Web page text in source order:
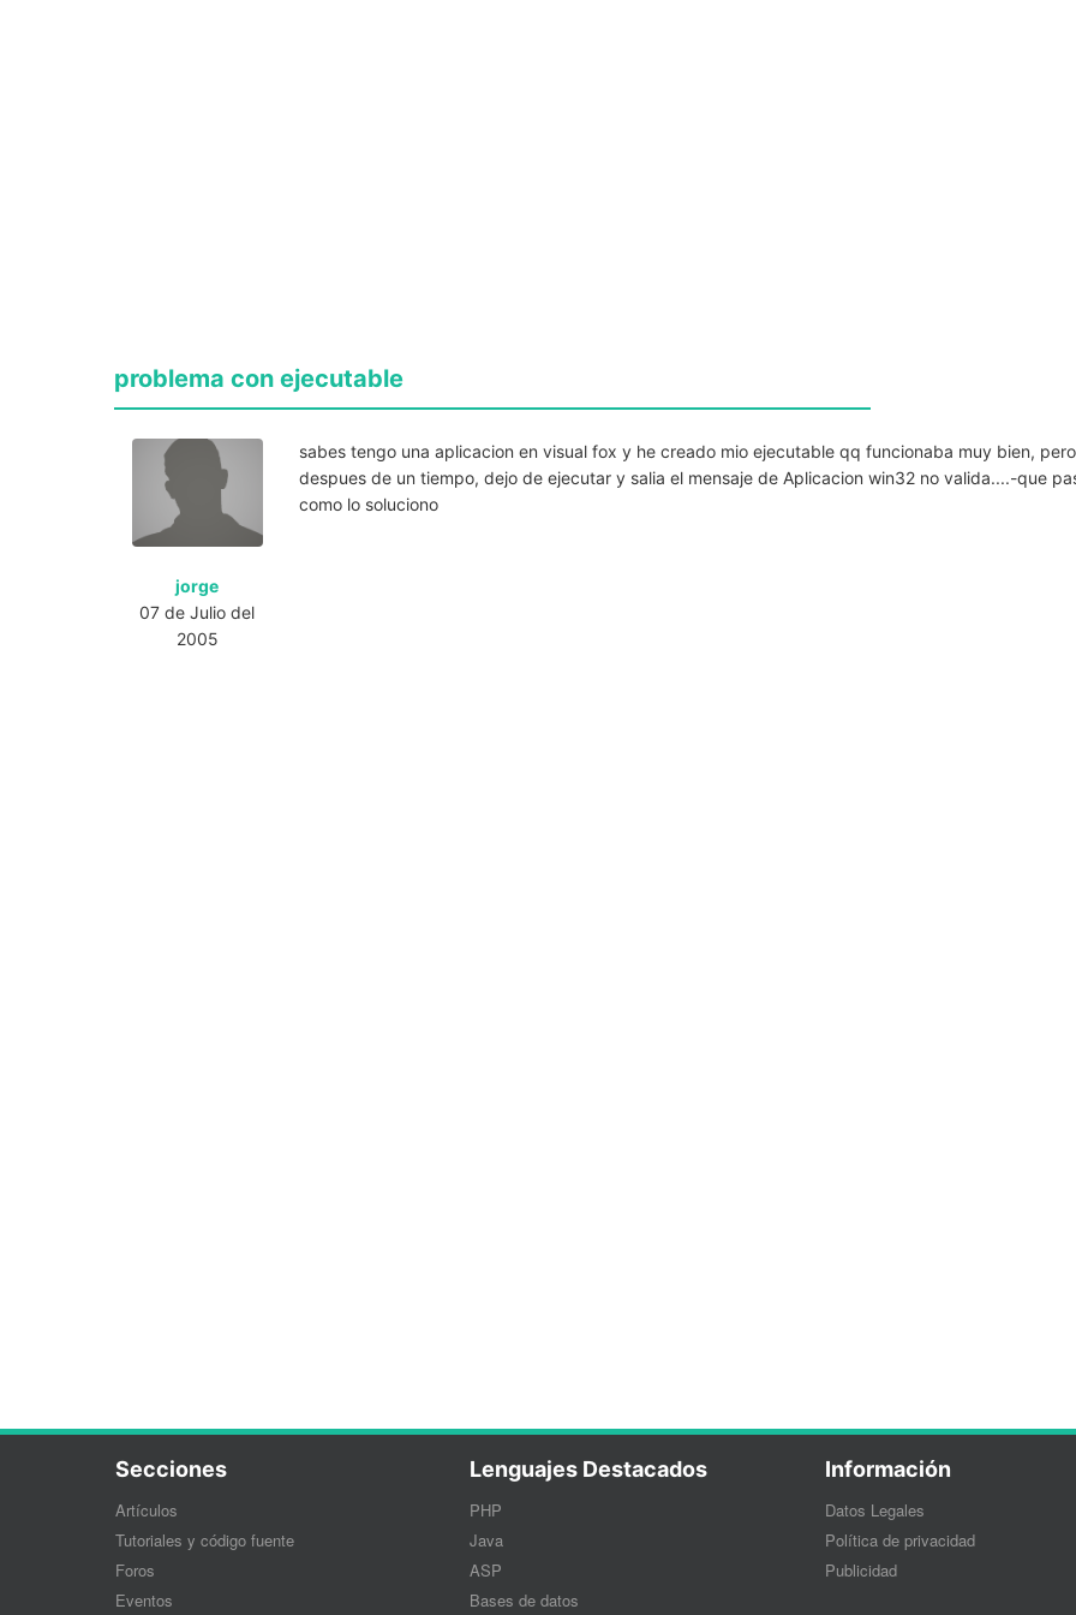
problema con ejecutable
jorge
07 de Julio del
2005
sabes tengo una aplicacion en visual fox y he creado mio ejecutable qq funcionaba muy bien, pero
despues de un tiempo, dejo de ejecutar y salia el mensaje de Aplicacion win32 no valida....-que
como lo soluciono
Secciones
Artículos
Tutoriales y código fuente
Foros
Eventos
Lenguajes Destacados
PHP
Java
ASP
Bases de datos
Información
Datos Legales
Política de privacidad
Publicidad